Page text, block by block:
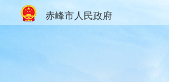
赤峰市人民政府